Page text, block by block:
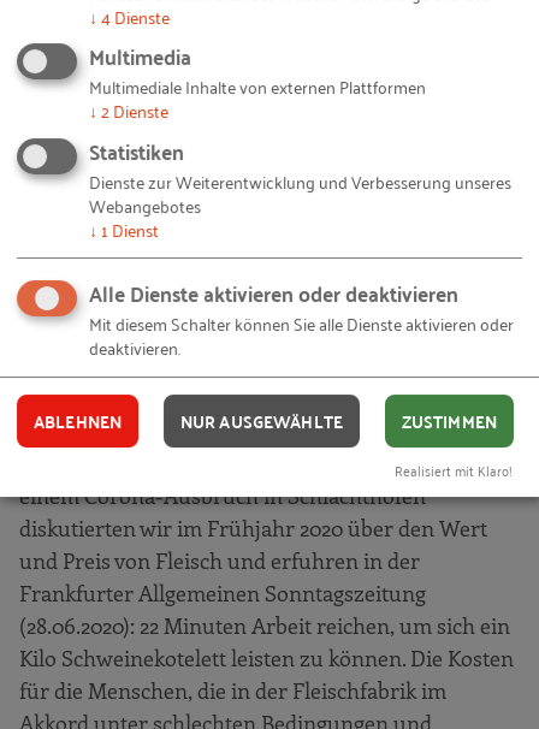
schlüssigen Antworten, blieb auf den
produzierenden Mittelstand fixiert. Die Vorschläge
zur „menschengerechten Rationalisierung“
begrenzten sich auf Arbeits- und
Gesundheitsschutz. Die Vision der Rationalisierung
stieß erneut an ihre Grenzen.
Und lebte doch weiter in den Köpfen: Wachstum
blieb das Credo der Wirtschaftspolitik und im RKW.
2002 hieß es im Leitbild „Wir fördern
Rationalisierung und Innovation, um Wachstum
und sichere Arbeitsplätze zu erreichen.“
Pandemie, Hitzesommer und Klimawandel zeigen
uns einmal mehr die Grenzen der Vision. Nach
einem Corona-Ausbruch in Schlachthöfen
diskutierten wir im Frühjahr 2020 über den Wert
und Preis von Fleisch und erfuhren in der
Frankfurter Allgemeinen Sonntagszeitung
(28.06.2020): 22 Minuten Arbeit reichen, um sich ein
Kilo Schweinekotelett leisten zu können. Die Kosten
für die Menschen, die in der Fleischfabrik im
Akkord unter schlechten Bedingungen und
↓ 4Dienste
Multimedia
Multimediale Inhalte von externen Plattformen
↓ 2Dienste
Statistiken
Dienste zur Weiterentwicklung und Verbesserung unseres
Webangebotes
↓ 1 Dienst
Alle Dienste aktivieren oder deaktivieren
Mit diesem Schalter können Sie alle Dienste aktivieren oder
deaktivieren.
ABLEHNEN NUR AUSGEWÄHLTE ZUSTIMMEN
Realisiert mit Klaro!